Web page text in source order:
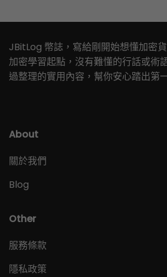
JBitLog 幣誌，寫給剛開始想懂加密
加密學習起點，沒有難懂的行話或術
過整理的實用內容，幫你安心踏出第
About
關於我們
Blog
Other
服務條款
隱私政策